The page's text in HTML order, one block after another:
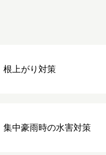
根上がり対策
集中豪雨時の水害対策